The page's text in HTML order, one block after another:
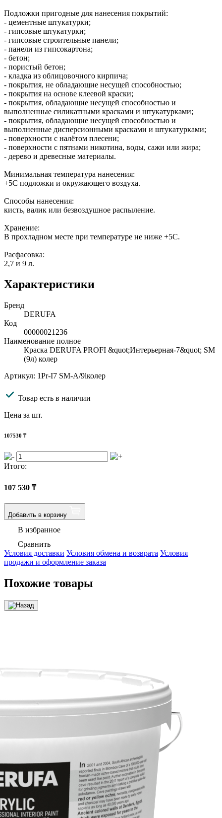
Подложки пригодные для нанесения покрытий:
- цементные штукатурки;
- гипсовые штукатурки;
- гипсовые строительные панели;
- панели из гипсокартона;
- бетон;
- пористый бетон;
- кладка из облицовочного кирпича;
- покрытия, не обладающие несущей способностью;
- покрытия на основе клеевой краски;
- покрытия, обладающие несущей способностью и
выполненные силикатными красками и штукатурками;
- покрытия, обладающие несущей способностью и
выполненные дисперсионными красками и штукатурками;
- поверхности с налётом плесени;
- поверхности с пятнами никотина, воды, сажи или жира;
- дерево и древесные материалы.
Минимальная температура нанесения:
+5С подложки и окружающего воздуха.
Способы нанесения:
кисть, валик или безвоздушное распыление.
Хранение:
В прохладном месте при температуре не ниже +5С.
Расфасовка:
2,7 и 9 л.
Характеристики
Бренд
DERUFA
Код
00000021236
Наименование полное
Краска DERUFA PROFI &quot;Интерьерная-7&quot; SM
(9л) колер
Артикул: 1Pr-I7 SM-A/9lколер
Товар есть в наличии
Цена за шт.
107530 ₸
Итого:
107 530 ₸
Добавить в корзину
В избранное
Сравнить
Условия доставки Условия обмена и возврата Условия
продажи и оформление заказа
Похожие товары